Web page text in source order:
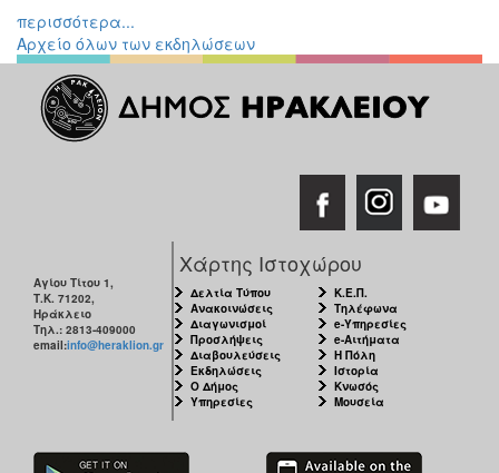
ΠΟΛΙΤΙΣΜΟΣ
ΑΝΘΕΚΤΙΚΗ
ΠΟΛΗ
περισσότερα...
Αρχείο όλων των εκδηλώσεων
Αγίου Τίτου 1,
Τ.Κ. 71202,
Ηράκλειο
Τηλ.: 2813-409000
email:info@heraklion.gr
Χάρτης Ιστοχώρου
Δελτία Τύπου
Ανακοινώσεις
Διαγωνισμοί
Προσλήψεις
Διαβουλεύσεις
Εκδηλώσεις
Ο Δήμος
Υπηρεσίες
Κ.Ε.Π.
Τηλέφωνα
e-Υπηρεσίες
e-Αιτήματα
Η Πόλη
Ιστορία
Κνωσός
Μουσεία